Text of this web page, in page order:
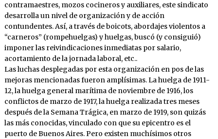
contramaestres, mozos cocineros y auxiliares, este sindicato
desarrolla un nivel de organización y de acción
contundentes. Así, a través de boicots, abordajes violentos a
“carneros” (rompehuelgas) y huelgas, buscó (y consiguió)
imponer las reivindicaciones inmediatas por salario,
acortamiento de la jornada laboral, etc..
Las luchas desplegadas por esta organización en pos de las
mejoras mencionadas fueron amplísimas. La huelga de 1911-
12, la huelga general marítima de noviembre de 1916, los
conflictos de marzo de 1917, la huelga realizada tres meses
después de la Semana Trágica, en marzo de 1919, son quizás
las más conocidas, vinculado con que su epicentro es el
puerto de Buenos Aires. Pero existen muchísimos otros